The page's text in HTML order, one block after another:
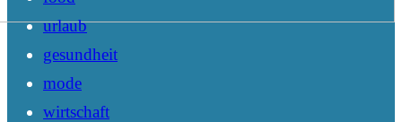
urlaub
gesundheit
mode
wirtschaft